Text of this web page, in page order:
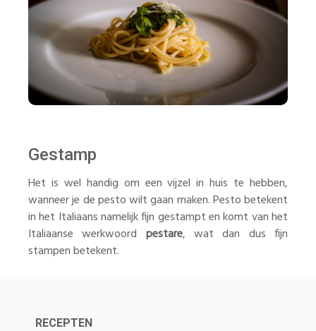
Gestamp
Het is wel handig om een vijzel in huis te hebben,
wanneer je de pesto wilt gaan maken. Pesto betekent
in het Italiaans namelijk fijn gestampt en komt van het
Italiaanse werkwoord pestare, wat dan dus fijn
stampen betekent.
RECEPTEN